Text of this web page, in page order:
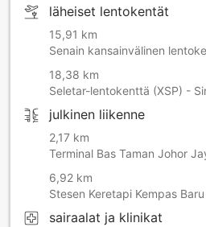
läheiset lentokentät
15,91 km
Senain kansainvälinen
18,38 km
Seletar-lentokenttä (XSP) -
julkinen liikenne
2,17 km
Terminal Bas Taman Johor
6,92 km
Stesen Keretapi Kempas
sairaalat ja klinikat